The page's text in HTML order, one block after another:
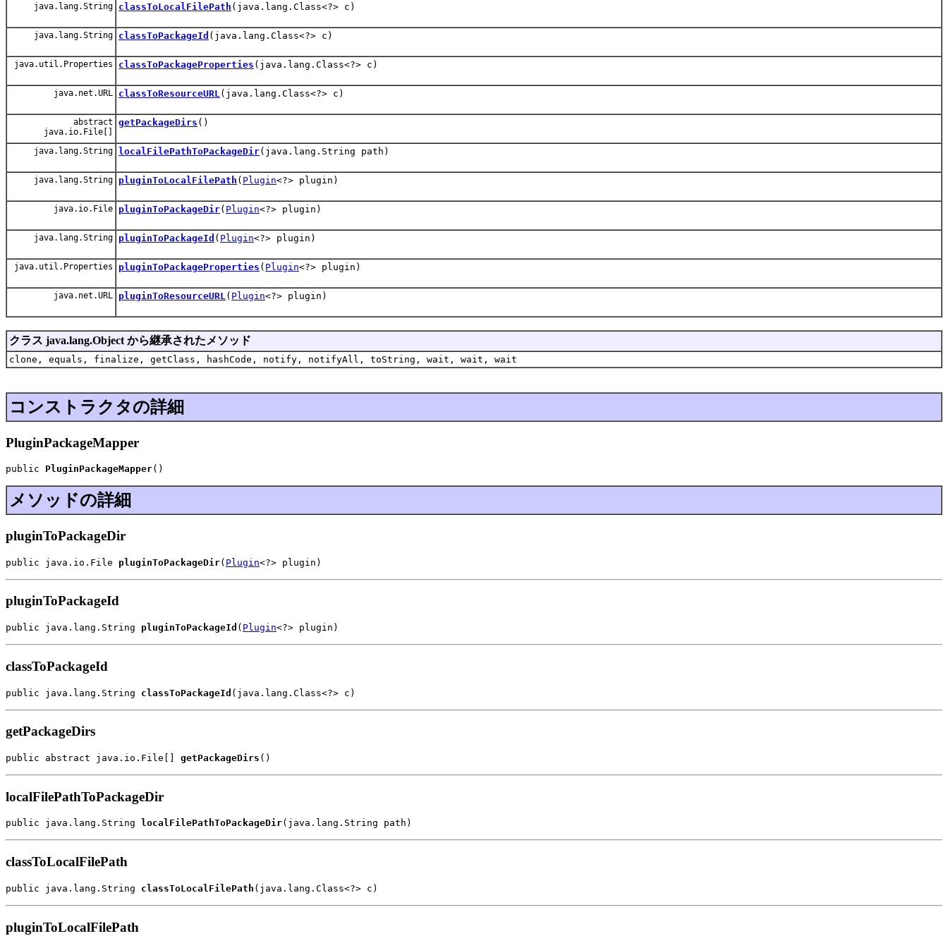
java.lang.String classToLocalFilePath (java.lang.Class<?> c)
java.lang.String classToPackageId (java.lang.Class<?> c)
java.util.Properties classToPackageProperties (java.lang.Class<?> c)
java.net.URL classToResourceURL (java.lang.Class<?> c)
abstract
java.io.File[]
getPackageDirs ()
java.lang.String localFilePathToPackageDir(java.lang.String path)
java.lang.String pluginToLocalFilePath ( Plugin<?> plugin)
java.io.File pluginToPackageDir( Plugin<?> plugin)
java.lang.String pluginToPackageId ( Plugin<?> plugin)
java.util.Properties pluginToPackageProperties ( Plugin<?> plugin)
java.net.URL pluginToResourceURL ( Plugin<?> plugin)
クラス java.lang.Object から継承されたメソッド
clone, equals, finalize, getClass, hashCode, notify, notifyAll, toString, wait, wait, wait
コンストラクタの詳細
PluginPackageMapper
public PluginPackageMapper()
メソッドの詳細
pluginToPackageDir
public java.io.File pluginToPackageDir( Plugin<?> plugin)
pluginToPackageId
public java.lang.String pluginToPackageId ( Plugin<?> plugin)
classToPackageId
public java.lang.String classToPackageId (java.lang.Class<?> c)
getPackageDirs
public abstract java.io.File[] getPackageDirs ()
localFilePathToPackageDir
public java.lang.String localFilePathToPackageDir(java.lang.String path)
classToLocalFilePath
public java.lang.String classToLocalFilePath (java.lang.Class<?> c)
pluginToLocalFilePath